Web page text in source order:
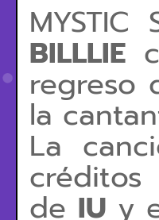
BILLLIE
regreso
la
La
de IU y